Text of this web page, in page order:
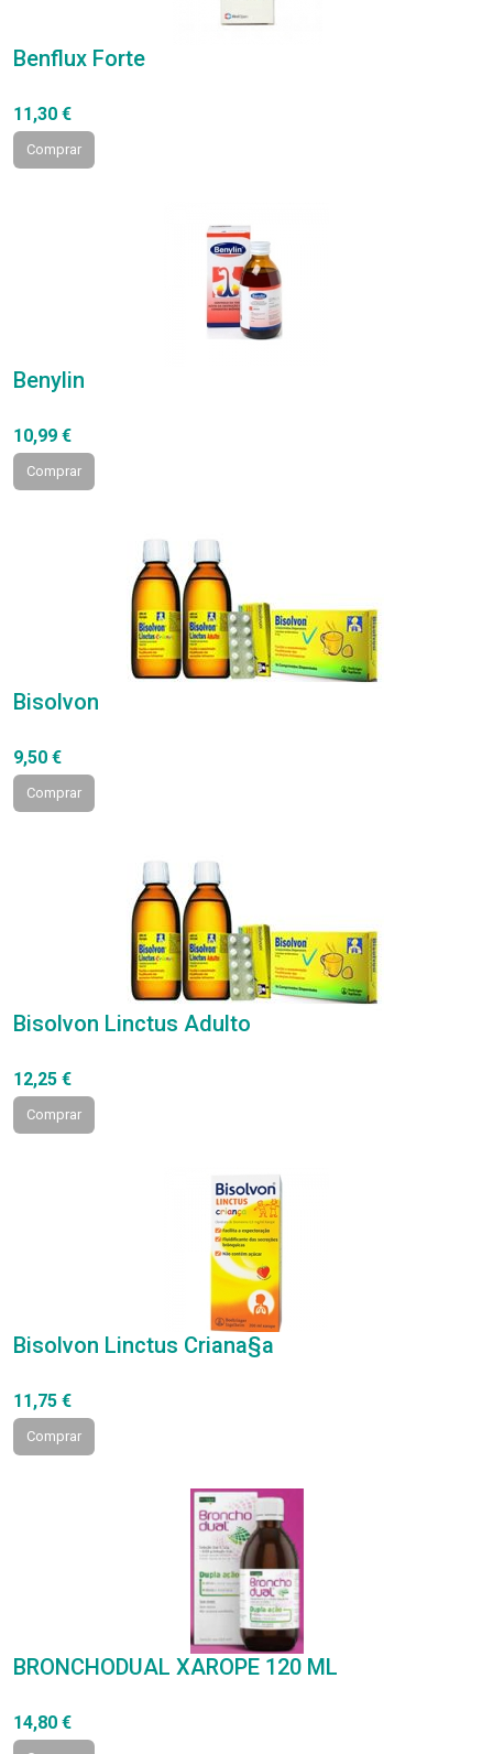
Benflux Forte
11,30 €
Comprar
Benylin
10,99 €
Comprar
Bisolvon
9,50 €
Comprar
Bisolvon Linctus Adulto
12,25 €
Comprar
Bisolvon Linctus Criana§a
11,75 €
Comprar
BRONCHODUAL XAROPE 120 ML
14,80 €